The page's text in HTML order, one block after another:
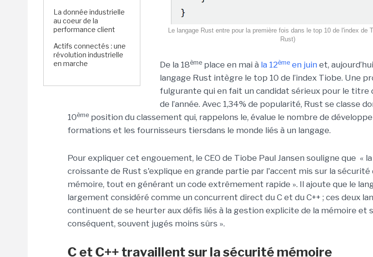
La donnée industrielle
au coeur de la
performance client
Actifs connectés : une
révolution industrielle
en marche
Le langage Rust entre pour la première fois dans le top 10 de l'index de
Rust)
De la 18ème place en mai à la 12ème en juin et,
langage Rust intègre le top 10 de l’index Tiobe. Une
fulgurante qui en fait un candidat sérieux pour le titre
de l’année. Avec 1,34% de popularité, Rust se classe
10ème position du classement qui, rappelons le, évalue le nombre de
formations et les fournisseurs tiersdans le monde liés à un langage.
Pour expliquer cet engouement, le CEO de Tiobe Paul Jansen souligne que «
croissante de Rust s'explique en grande partie par l'accent mis sur la sécurité
mémoire, tout en générant un code extrêmement rapide ». Il ajoute que le
largement considéré comme un concurrent direct du C et du C++ ; ces deux
continuent de se heurter aux défis liés à la gestion explicite de la mémoire et
conséquent, souvent jugés moins sûrs ».
C et C++ travaillent sur la sécurité mémoire